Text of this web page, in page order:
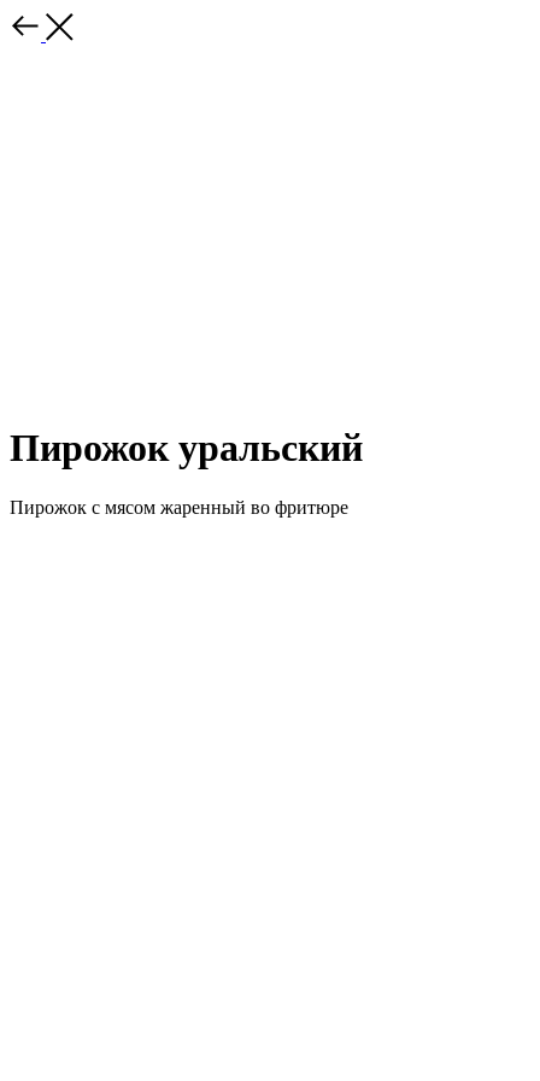
Пирожок уральский
Пирожок с мясом жаренный во фритюре